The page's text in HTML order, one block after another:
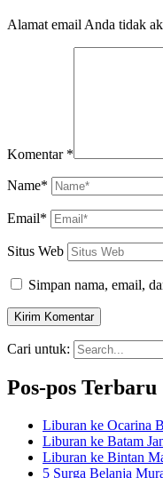
Alamat email Anda tidak
Komentar *
Name*
Email*
Situs Web
Simpan nama, email,
Cari untuk:
Pos-pos Terbaru
Liburan ke Ocarina
Liburan ke Batam
Liburan ke Bintan
5 Surga Belanja